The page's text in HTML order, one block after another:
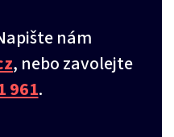
nám
, nebo zavolejte
961.